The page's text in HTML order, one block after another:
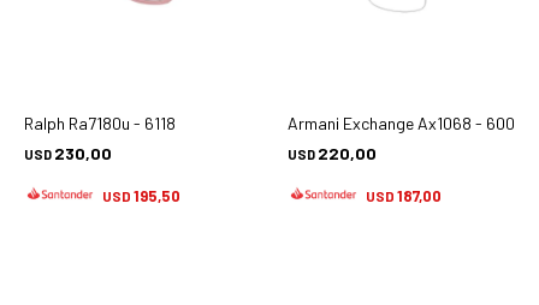
Ralph Ra7180u - 6118
USD 230,00
USD 195,50
Armani Exchange Ax1068 - 6000
USD 220,00
USD 187,00